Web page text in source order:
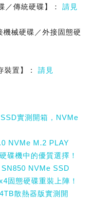
／傳統硬碟】： 請見
械硬碟／外接固態硬
裝置】： 請見
實測開箱，NVMe
NVMe M.2 PLAY
碟機中的優質選擇！
NVMe SSD
固態硬碟重裝上陣！
散熱器版實測開